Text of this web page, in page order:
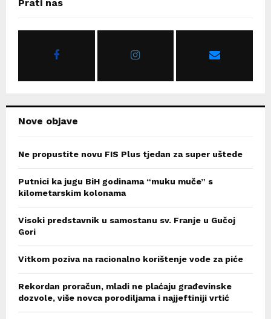
hPrati nas
Nove objave
Ne propustite novu FIS Plus tjedan za super uštede
Putnici ka jugu BiH godinama “muku muče” s
kilometarskim kolonama
Visoki predstavnik u samostanu sv. Franje u Gučoj
Gori
Vitkom poziva na racionalno korištenje vode za piće
Rekordan proračun, mladi ne plaćaju građevinske
dozvole, više novca porodiljama i najjeftiniji vrtić